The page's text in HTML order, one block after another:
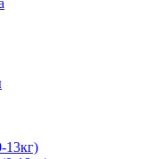
13кг)